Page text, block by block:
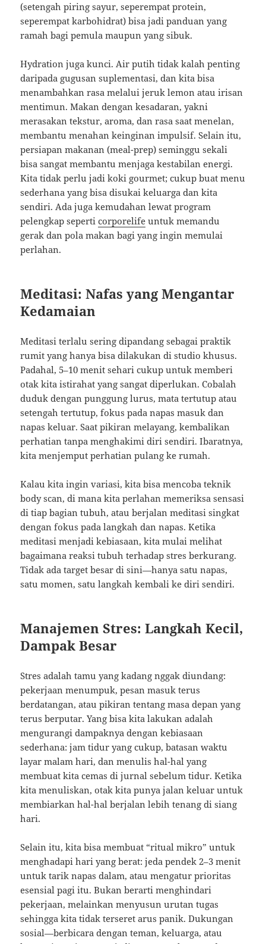
(setengah piring sayur, seperempat protein,
seperempat karbohidrat) bisa jadi panduan yang
ramah bagi pemula maupun yang sibuk.
Hydration juga kunci. Air putih tidak kalah penting
daripada gugusan suplementasi, dan kita bisa
menambahkan rasa melalui jeruk lemon atau irisan
mentimun. Makan dengan kesadaran, yakni
merasakan tekstur, aroma, dan rasa saat menelan,
membantu menahan keinginan impulsif. Selain itu,
persiapan makanan (meal-prep) seminggu sekali
bisa sangat membantu menjaga kestabilan energi.
Kita tidak perlu jadi koki gourmet; cukup buat menu
sederhana yang bisa disukai keluarga dan kita
sendiri. Ada juga kemudahan lewat program
pelengkap seperticorporelife untuk memandu
gerak dan pola makan bagi yang ingin memulai
perlahan.
Meditasi: Nafas yang Mengantar
Kedamaian
Meditasi terlalu sering dipandang sebagai praktik
rumit yang hanya bisa dilakukan di studio khusus.
Padahal, 5–10 menit sehari cukup untuk memberi
otak kita istirahat yang sangat diperlukan. Cobalah
duduk dengan punggung lurus, mata tertutup atau
setengah tertutup, fokus pada napas masuk dan
napas keluar. Saat pikiran melayang, kembalikan
perhatian tanpa menghakimi diri sendiri. Ibaratnya,
kita menjemput perhatian pulang ke rumah.
Kalau kita ingin variasi, kita bisa mencoba teknik
body scan, di mana kita perlahan memeriksa sensasi
di tiap bagian tubuh, atau berjalan meditasi singkat
dengan fokus pada langkah dan napas. Ketika
meditasi menjadi kebiasaan, kita mulai melihat
bagaimana reaksi tubuh terhadap stres berkurang.
Tidak ada target besar di sini—hanya satu napas,
satu momen, satu langkah kembali ke diri sendiri.
Manajemen Stres: Langkah Kecil,
Dampak Besar
Stres adalah tamu yang kadang nggak diundang:
pekerjaan menumpuk, pesan masuk terus
berdatangan, atau pikiran tentang masa depan yang
terus berputar. Yang bisa kita lakukan adalah
mengurangi dampaknya dengan kebiasaan
sederhana: jam tidur yang cukup, batasan waktu
layar malam hari, dan menulis hal-hal yang
membuat kita cemas di jurnal sebelum tidur. Ketika
kita menuliskan, otak kita punya jalan keluar untuk
membiarkan hal-hal berjalan lebih tenang di siang
hari.
Selain itu, kita bisa membuat “ritual mikro” untuk
menghadapi hari yang berat: jeda pendek 2–3 menit
untuk tarik napas dalam, atau mengatur prioritas
esensial pagi itu. Bukan berarti menghindari
pekerjaan, melainkan menyusun urutan tugas
sehingga kita tidak terseret arus panik. Dukungan
sosial—berbicara dengan teman, keluarga, atau